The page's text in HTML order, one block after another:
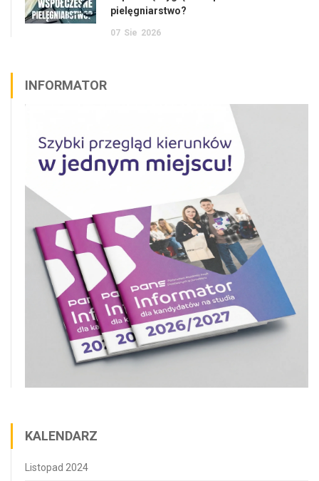
pielęgniarstwo?
07 Sie 2026
INFORMATOR
KALENDARZ
Listopad 2024